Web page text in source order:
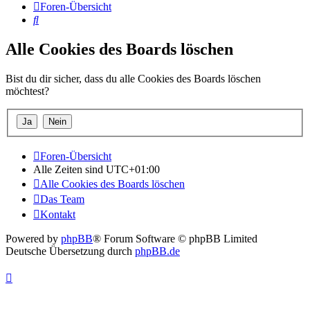
Foren-Übersicht
Suche
Alle Cookies des Boards löschen
Bist du dir sicher, dass du alle Cookies des Boards löschen
möchtest?
Foren-Übersicht
Alle Zeiten sind UTC+01:00
Alle Cookies des Boards löschen
Das Team
Kontakt
Powered by phpBB® Forum Software © phpBB Limited
Deutsche Übersetzung durch phpBB.de